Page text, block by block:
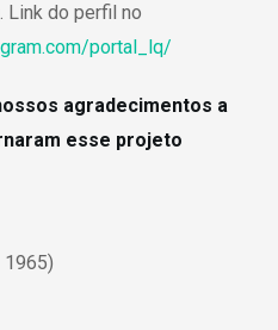
Link do perfil no
portal_lq/
agradecimentos a
esse projeto
1965)